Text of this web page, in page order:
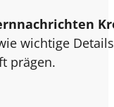
wichtige
prägen.